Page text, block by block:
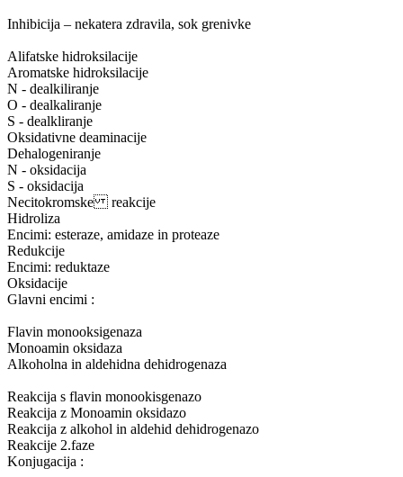
Inhibicija – nekatera zdravila, sok grenivke
Alifatske hidroksilacije
Aromatske hidroksilacije
N - dealkiliranje
O - dealkaliranje
S - dealkliranje
Oksidativne deaminacije
Dehalogeniranje
N - oksidacija
S - oksidacija
Necitokromske reakcije
Hidroliza
Encimi: esteraze, amidaze in proteaze
Redukcije
Encimi: reduktaze
Oksidacije
Glavni encimi :
Flavin monooksigenaza
Monoamin oksidaza
Alkoholna in aldehidna dehidrogenaza
Reakcija s flavin monookisgenazo
Reakcija z Monoamin oksidazo
Reakcija z alkohol in aldehid dehidrogenazo
Reakcije 2.faze
Konjugacija :